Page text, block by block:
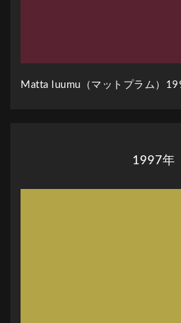
Matta luumu（マットプラム）
1997年